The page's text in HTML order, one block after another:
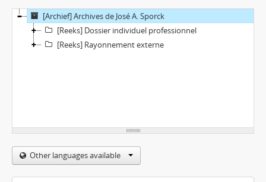
[Archief] Archives de José A. Sporck
[Reeks] Dossier individuel professionnel
[Reeks] Rayonnement externe
Other languages available